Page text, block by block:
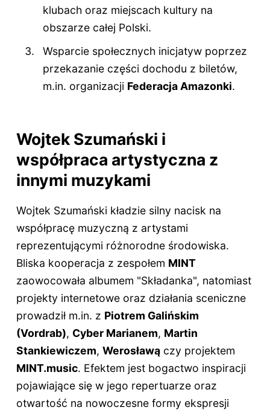
klubach oraz miejscach kultury na
obszarze całej Polski.
Wsparcie społecznych inicjatyw poprzez
przekazanie części dochodu z biletów,
m.in. organizacji Federacja Amazonki.
Wojtek Szumański i
współpraca artystyczna z
innymi muzykami
Wojtek Szumański kładzie silny nacisk na
współpracę muzyczną z artystami
reprezentującymi różnorodne środowiska.
Bliska kooperacja z zespołem MINT
zaowocowała albumem "Składanka", natomiast
projekty internetowe oraz działania sceniczne
prowadził m.in. z Piotrem Galińskim
(Vordrab), Cyber Marianem, Martin
Stankiewiczem, Werosławączy projektem
MINT.music. Efektem jest bogactwo inspiracji
pojawiające się w jego repertuarze oraz
otwartość na nowoczesne formy ekspresji